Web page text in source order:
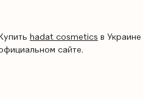
Купить hadat cosmetics в Украине
сайте.